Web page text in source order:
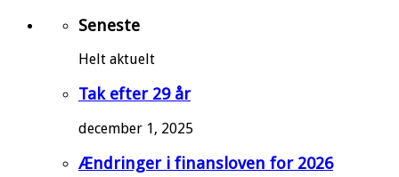
Seneste
Helt aktuelt
Tak efter 29 år
december 1, 2025
Ændringer i finansloven for 2026